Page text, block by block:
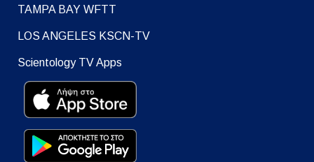
TAMPA BAY WFTT
LOS ANGELES KSCN-TV
Scientology TV Apps